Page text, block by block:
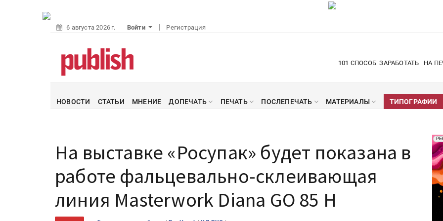
6 августа 2026 г. Войти Регистрация
101 СПОСОБ ЗАРАБОТАТЬ НА
НОВОСТИ СТАТЬИ МНЕНИЕ ДОПЕЧАТЬ ПЕЧАТЬ ПОСЛЕПЕЧАТЬ МАТЕРИАЛЫ ТИПОГРАФИИ
На выставке «Росупак» будет показана в
работе фальцевально-склеивающая
линия Masterwork Diana GO 85 H